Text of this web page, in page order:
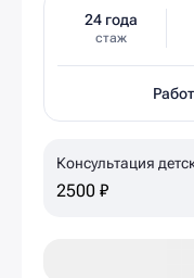
24 года
стаж
Консультация
мин
2500 ₽